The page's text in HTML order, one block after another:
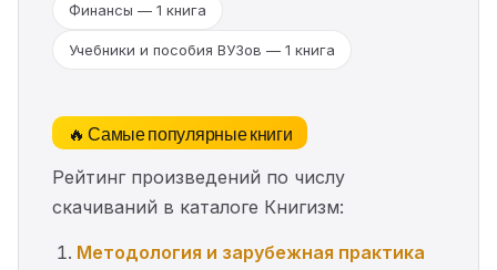
Финансы — 1 книга
Учебники и пособия ВУЗов — 1 книга
🔥 Самые популярные книги
Рейтинг произведений по числу
скачиваний в каталоге Книгизм:
Методология и зарубежная практика